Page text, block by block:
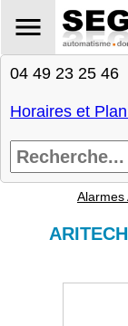
04 49 23 25
Horaires et
Alarmes